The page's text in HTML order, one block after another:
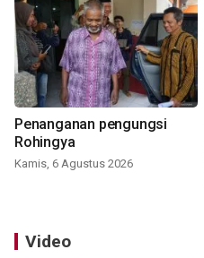
Penanganan pengungsi
Rohingya
Kamis, 6 Agustus 2026
Video